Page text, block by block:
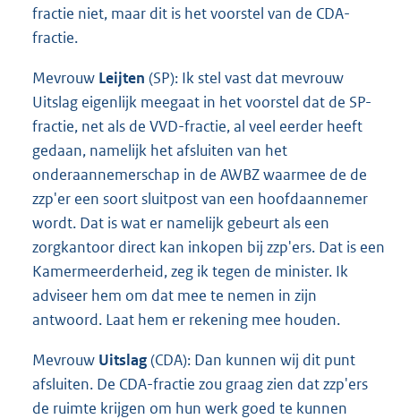
fractie niet, maar dit is het voorstel van de CDA-
fractie.
Mevrouw Leijten (SP): Ik stel vast dat mevrouw
Uitslag eigenlijk meegaat in het voorstel dat de SP-
fractie, net als de VVD-fractie, al veel eerder heeft
gedaan, namelijk het afsluiten van het
onderaannemerschap in de AWBZ waarmee de de
zzp'er een soort sluitpost van een hoofdaannemer
wordt. Dat is wat er namelijk gebeurt als een
zorgkantoor direct kan inkopen bij zzp'ers. Dat is een
Kamermeerderheid, zeg ik tegen de minister. Ik
adviseer hem om dat mee te nemen in zijn
antwoord. Laat hem er rekening mee houden.
Mevrouw Uitslag(CDA): Dan kunnen wij dit punt
afsluiten. De CDA-fractie zou graag zien dat zzp'ers
de ruimte krijgen om hun werk goed te kunnen